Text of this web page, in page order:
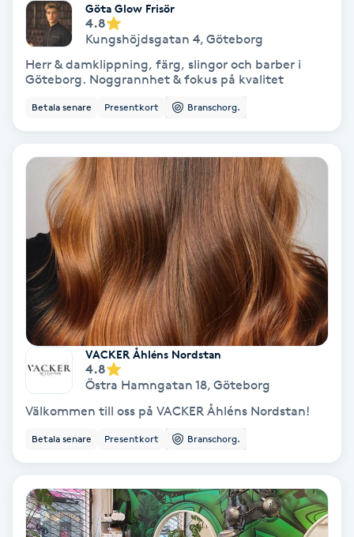
Olaplex
Olaplexbehandling
Ombre
Ombre naglar
Optiker
Ortobionomi
Ortopedi
Osteopati
Paraffinbehandling
Pensionärklippning
Göta Glow Frisör
4.8
Kungshöjdsgatan 4, Göteborg
Herr & damklippning, färg, slingor och barber i
Göteborg. Noggrannhet & fokus på kvalitet
Betala senare Presentkort Branschorg.
VACKER Åhléns Nordstan
4.8
Östra Hamngatan 18, Göteborg
Välkommen till oss på VACKER Åhléns Nordstan!
Betala senare Presentkort Branschorg.